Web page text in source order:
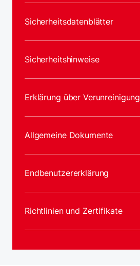
Sicherheitsdatenblätter
Sicherheitshinweise
Erklärung über Verunreinigung
Allgemeine Dokumente
Endbenutzererklärung
Richtlinien und Zertifikate